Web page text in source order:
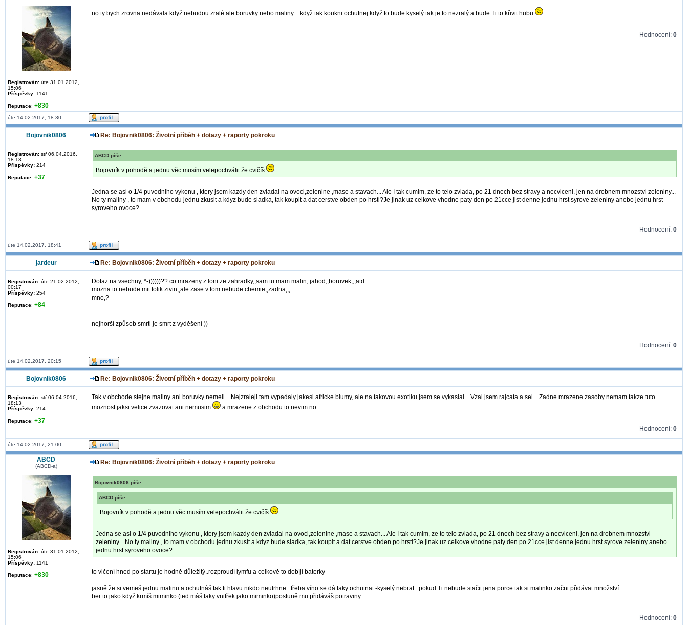
Registrován: úte 31.01.2012,
15:06
Příspěvky: 1141
Reputace: +830
no ty bych zrovna nedávala když nebudou zralé ale boruvky nebo maliny ...když tak koukni ochutnej když to bude kyselý tak je to nezralý a bude Ti to křivit hubu
Hodnocení: 0
úte 14.02.2017, 18:30
Bojovnik0806 Re: Bojovnik0806: Životní příběh + dotazy + raporty pokroku
Registrován: stř 06.04.2016,
18:13
Příspěvky: 214
Reputace: +37
ABCD píše:
Bojovník v pohodě a jednu věc musím velepochválit že cvičíš
Jedna se asi o 1/4 puvodniho vykonu , ktery jsem kazdy den zvladal na ovoci,zelenine ,mase a stavach... Ale I tak cumim, ze to telo zvlada, po 21 dnech bez stravy a necviceni, jen na drobnem mnozstvi zeleniny...
No ty maliny , to mam v obchodu jednu zkusit a kdyz bude sladka, tak koupit a dat cerstve obden po hrsti?Je jinak uz celkove vhodne paty den po 21cce jist denne jednu hrst syrove zeleniny anebo jednu hrst
syroveho ovoce?
Hodnocení: 0
úte 14.02.2017, 18:41
jardeur Re: Bojovnik0806: Životní příběh + dotazy + raporty pokroku
Registrován: úte 21.02.2012,
00:17
Příspěvky: 254
Reputace: +84
Dotaz na vsechny,.*-))))))?? co mrazeny z loni ze zahradky,,sam tu mam malin, jahod,,boruvek,,,atd..
mozna to nebude mit tolik zivin,,ale zase v tom nebude chemie,,zadna,,,
mno,?
nejhorší způsob smrti je smrt z vyděšení ))
Hodnocení: 0
úte 14.02.2017, 20:15
Bojovnik0806 Re: Bojovnik0806: Životní příběh + dotazy + raporty pokroku
Registrován: stř 06.04.2016,
18:13
Příspěvky: 214
Reputace: +37
Tak v obchode stejne maliny ani boruvky nemeli... Nejzraleji tam vypadaly jakesi africke blumy, ale na takovou exotiku jsem se vykaslal... Vzal jsem rajcata a sel... Zadne mrazene zasoby nemam takze tuto
moznost jaksi velice zvazovat ani nemusim
a mrazene z obchodu to nevim no...
Hodnocení: 0
úte 14.02.2017, 21:00
ABCD
(ABCD-a)
Re: Bojovnik0806: Životní příběh + dotazy + raporty pokroku
Registrován: úte 31.01.2012,
15:06
Příspěvky: 1141
Reputace: +830
Bojovnik0806 píše:
ABCD píše:
Bojovník v pohodě a jednu věc musím velepochválit že cvičíš
Jedna se asi o 1/4 puvodniho vykonu , ktery jsem kazdy den zvladal na ovoci,zelenine ,mase a stavach... Ale I tak cumim, ze to telo zvlada, po 21 dnech bez stravy a necviceni, jen na drobnem mnozstvi
zeleniny... No ty maliny , to mam v obchodu jednu zkusit a kdyz bude sladka, tak koupit a dat cerstve obden po hrsti?Je jinak uz celkove vhodne paty den po 21cce jist denne jednu hrst syrove zeleniny anebo
jednu hrst syroveho ovoce?
to vičení hned po startu je hodně důležitý..rozproudí lymfu a celkově to dobíjí baterky
jasně že si vemeš jednu malinu a ochutnáš tak ti hlavu nikdo neutrhne.. třeba víno se dá taky ochutnat -kyselý nebrat ..pokud Ti nebude stačit jena porce tak si malinko začni přidávat množství
ber to jako když krmíš miminko (ted máš taky vnitřek jako miminko)postuně mu přidáváš potraviny...
Hodnocení: 0